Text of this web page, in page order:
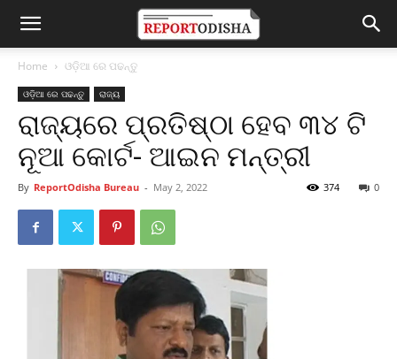
Home ଓଡ଼ିଆ ରେ ପଢନ୍ତୁ
ଓଡ଼ିଆ ରେ ପଢନ୍ତୁ ରାଜ୍ୟ
ରାଜ୍ୟରେ ପ୍ରତିଷ୍ଠା ହେବ ୩୪ ଟି
ନୂଆ କୋର୍ଟ- ଆଇନ ମନ୍ତ୍ରୀ
By ReportOdisha Bureau - May 2, 2022 0
374